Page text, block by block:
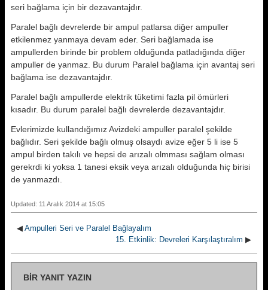
seri bağlama için bir dezavantajdır.
Paralel bağlı devrelerde bir ampul patlarsa diğer ampuller
etkilenmez yanmaya devam eder. Seri bağlamada ise
ampullerden birinde bir problem olduğunda patladığında diğer
ampuller de yanmaz. Bu durum Paralel bağlama için avantaj seri
bağlama ise dezavantajdır.
Paralel bağlı ampullerde elektrik tüketimi fazla pil ömürleri
kısadır. Bu durum paralel bağlı devrelerde dezavantajdır.
Evlerimizde kullandığımız Avizdeki ampuller paralel şekilde
bağlıdır. Seri şekilde bağlı olmuş olsaydı avize eğer 5 li ise 5
ampul birden takılı ve hepsi de arızalı olmması sağlam olması
gerekrdi ki yoksa 1 tanesi eksik veya arızalı olduğunda hiç birisi
de yanmazdı.
Updated: 11 Aralık 2014 at 15:05
◀ Ampulleri Seri ve Paralel Bağlayalım
15. Etkinlik: Devreleri Karşılaştıralım ▶
BIR YANIT YAZIN